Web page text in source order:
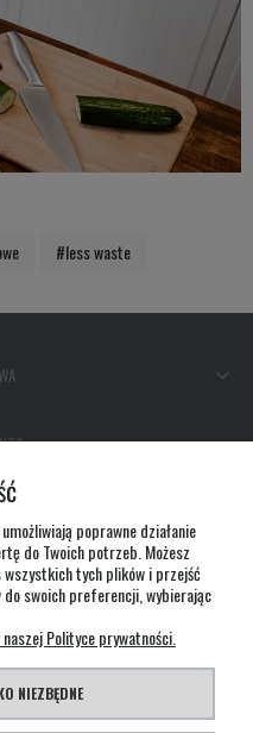
#less waste
poprawne działanie
do Twoich potrzeb. Możesz
tych plików i przejść
swoich preferencji, wybierając
Polityce prywatności.
NIEZBĘDNE